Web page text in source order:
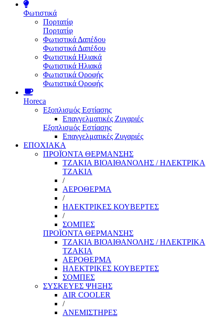
Φωτιστικά
Πορτατίφ
Πορτατίφ
Φωτιστικά Δαπέδου
Φωτιστικά Δαπέδου
Φωτιστικά Ηλιακά
Φωτιστικά Ηλιακά
Φωτιστικά Οροφής
Φωτιστικά Οροφής
Horeca
Εξοπλισμός Εστίασης
Επαγγελματικές Ζυγαριές
Εξοπλισμός Εστίασης
Επαγγελματικές Ζυγαριές
ΕΠΟΧΙΑΚΑ
ΠΡΟΪΟΝΤΑ ΘΕΡΜΑΝΣΗΣ
ΤΖΑΚΙΑ ΒΙΟΑΙΘΑΝΟΛΗΣ / ΗΛΕΚΤΡΙΚΑ
ΤΖΑΚΙΑ
/
ΑΕΡΟΘΕΡΜΑ
/
ΗΛΕΚΤΡΙΚΕΣ ΚΟΥΒΕΡΤΕΣ
/
ΣΟΜΠΕΣ
ΠΡΟΪΟΝΤΑ ΘΕΡΜΑΝΣΗΣ
ΤΖΑΚΙΑ ΒΙΟΑΙΘΑΝΟΛΗΣ / ΗΛΕΚΤΡΙΚΑ
ΤΖΑΚΙΑ
ΑΕΡΟΘΕΡΜΑ
ΗΛΕΚΤΡΙΚΕΣ ΚΟΥΒΕΡΤΕΣ
ΣΟΜΠΕΣ
ΣΥΣΚΕΥΕΣ ΨΗΞΗΣ
AIR COOLER
/
ΑΝΕΜΙΣΤΗΡΕΣ